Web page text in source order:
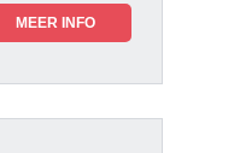
MEER INFO